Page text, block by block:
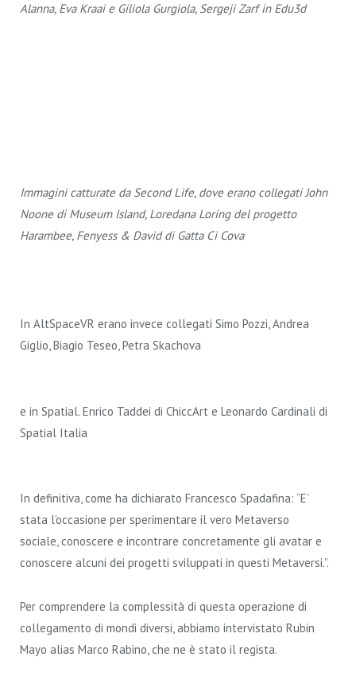
Alanna, Eva Kraai e Giliola Gurgiola, Sergeji Zarf in Edu3d
Immagini catturate da Second Life, dove erano collegati John
Noone di Museum Island, Loredana Loring del progetto
Harambee, Fenyess & David di Gatta Ci Cova
In AltSpaceVR erano invece collegati Simo Pozzi, Andrea
Giglio, Biagio Teseo, Petra Skachova
e in Spatial. Enrico Taddei di ChiccArt e Leonardo Cardinali di
Spatial Italia
In definitiva, come ha dichiarato Francesco Spadafina: “E’
stata l’occasione per sperimentare il vero Metaverso
sociale, conoscere e incontrare concretamente gli avatar e
conoscere alcuni dei progetti sviluppati in questi Metaversi.”.
Per comprendere la complessità di questa operazione di
collegamento di mondi diversi, abbiamo intervistato Rubin
Mayo alias Marco Rabino, che ne è stato il regista.